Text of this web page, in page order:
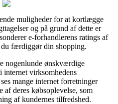
muligheder for at kortlægge
og på grund af dette er
e-forhandlerens ratings af
færdiggør din shopping.
nogenlunde ønskværdige
virksomhedens
mange internet forretninger
af deres købsoplevelse, som
af kundernes tilfredshed.